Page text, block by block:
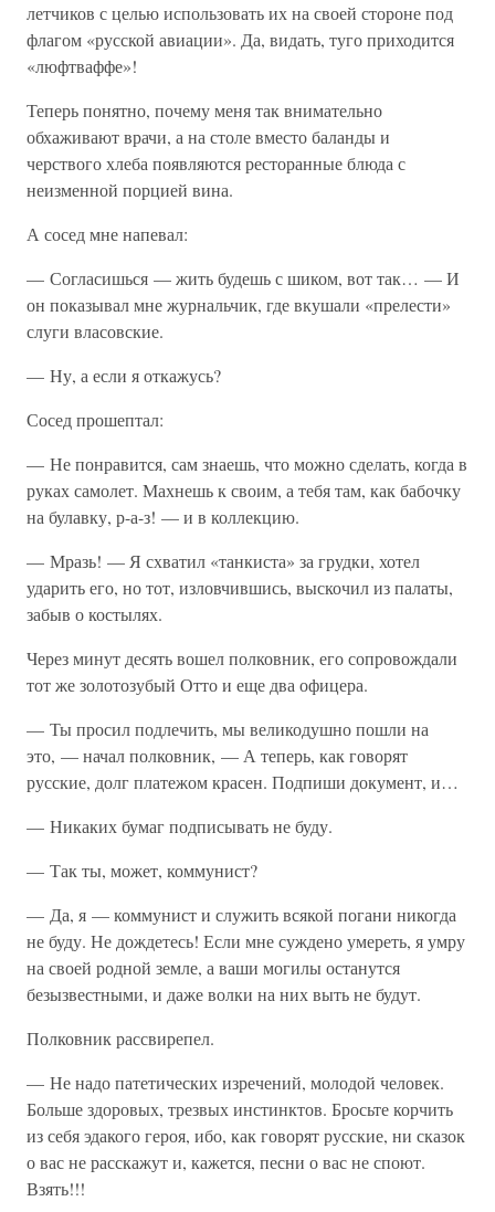
летчиков с целью использовать их на своей стороне под
флагом «русской авиации». Да, видать, туго приходится
«люфтваффе»!
Теперь понятно, почему меня так внимательно
обхаживают врачи, а на столе вместо баланды и
черствого хлеба появляются ресторанные блюда с
неизменной порцией вина.
А сосед мне напевал:
— Согласишься — жить будешь с шиком, вот так… — И
он показывал мне журнальчик, где вкушали «прелести»
слуги власовские.
— Ну, а если я откажусь?
Сосед прошептал:
— Не понравится, сам знаешь, что можно сделать, когда в
руках самолет. Махнешь к своим, а тебя там, как бабочку
на булавку, р-а-з! — и в коллекцию.
— Мразь! — Я схватил «танкиста» за грудки, хотел
ударить его, но тот, изловчившись, выскочил из палаты,
забыв о костылях.
Через минут десять вошел полковник, его сопровождали
тот же золотозубый Отто и еще два офицера.
— Ты просил подлечить, мы великодушно пошли на
это, — начал полковник, — А теперь, как говорят
русские, долг платежом красен. Подпиши документ, и…
— Никаких бумаг подписывать не буду.
— Так ты, может, коммунист?
— Да, я — коммунист и служить всякой погани никогда
не буду. Не дождетесь! Если мне суждено умереть, я умру
на своей родной земле, а ваши могилы останутся
безызвестными, и даже волки на них выть не будут.
Полковник рассвирепел.
— Не надо патетических изречений, молодой человек.
Больше здоровых, трезвых инстинктов. Бросьте корчить
из себя эдакого героя, ибо, как говорят русские, ни сказок
о вас не расскажут и, кажется, песни о вас не споют.
Взять!!!